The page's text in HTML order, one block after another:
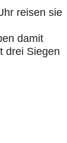
reisen sie
damit
drei Siegen